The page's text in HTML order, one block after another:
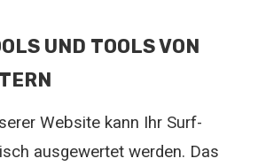
UND TOOLS VON
Website kann Ihr Surf-
ausgewertet werden. Das